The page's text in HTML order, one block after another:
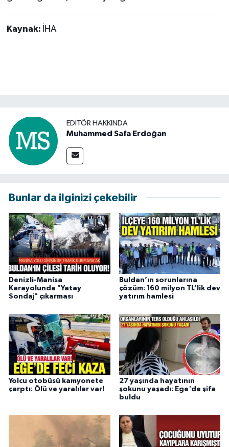
Kaynak: İHA
EDITÖR HAKKINDA
Muhammed Safa Erdoğan
Bunlar da ilginizi çekebilir
Denizli-Manisa
Karayolunda "Yatay
Sondaj" çıkarması
Buldan’ın sorunlarına
çözüm: 160 milyon TL’lik dev
yatırım hamlesi
Yolcu otobüsü kamyonete
çarptı: Ölü ve yaralılar var!
27 yaşında hayatının
şokunu yaşadı: Ege'de şifa
buldu